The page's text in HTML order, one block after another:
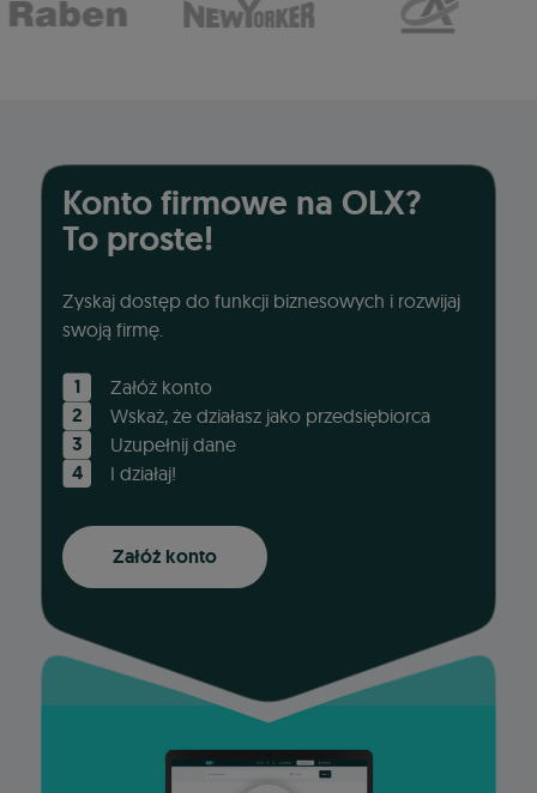
Konto firmowe na OLX?
To proste!
Zyskaj dostęp do funkcji biznesowych i rozwijaj
swoją firmę.
Załóż konto
Wskaż, że działasz jako przedsiębiorca
Uzupełnij dane
I działaj!
Załóż konto